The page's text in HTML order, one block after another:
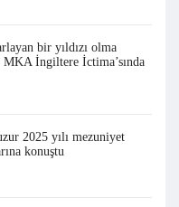
bir yıldızı olma
İngiltere İctima’sında
2025 yılı mezuniyet
konuştu